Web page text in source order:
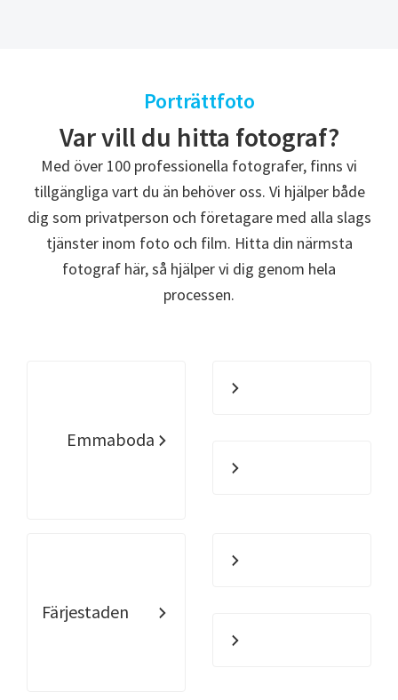
Porträttfoto
Var vill du hitta fotograf?
Med över 100 professionella fotografer, finns vi
tillgängliga vart du än behöver oss. Vi hjälper både
dig som privatperson och företagare med alla slags
tjänster inom foto och film. Hitta din närmsta
fotograf här, så hjälper vi dig genom hela
processen.
Emmaboda
Färjestaden